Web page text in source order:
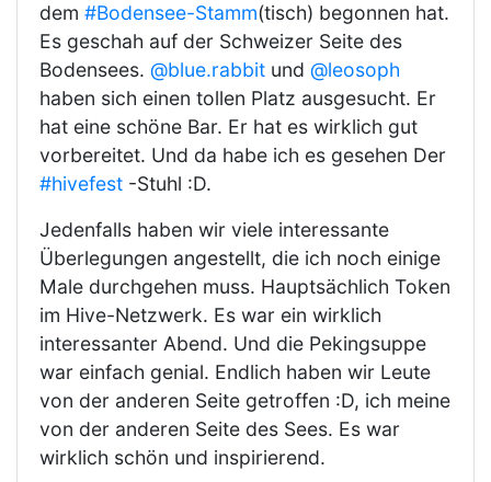
dem #Bodensee-Stamm(tisch) begonnen hat.
Es geschah auf der Schweizer Seite des
Bodensees. @blue.rabbit und @leosoph
haben sich einen tollen Platz ausgesucht. Er
hat eine schöne Bar. Er hat es wirklich gut
vorbereitet. Und da habe ich es gesehen Der
#hivefest -Stuhl :D.
Jedenfalls haben wir viele interessante
Überlegungen angestellt, die ich noch einige
Male durchgehen muss. Hauptsächlich Token
im Hive-Netzwerk. Es war ein wirklich
interessanter Abend. Und die Pekingsuppe
war einfach genial. Endlich haben wir Leute
von der anderen Seite getroffen :D, ich meine
von der anderen Seite des Sees. Es war
wirklich schön und inspirierend.